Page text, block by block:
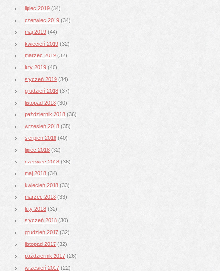
lipiec 2019 (34)
czerwiec 2019 (34)
maj 2019 (44)
kwiecień 2019 (32)
marzec 2019 (32)
luty 2019 (40)
styczeń 2019 (34)
grudzień 2018 (37)
listopad 2018 (30)
październik 2018 (36)
wrzesień 2018 (35)
sierpień 2018 (40)
lipiec 2018 (32)
czerwiec 2018 (36)
maj 2018 (34)
kwiecień 2018 (33)
marzec 2018 (33)
luty 2018 (32)
styczeń 2018 (30)
grudzień 2017 (32)
listopad 2017 (32)
październik 2017 (26)
wrzesień 2017 (22)